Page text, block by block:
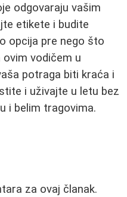
odgovaraju vašim
etikete i budite
opcija pre nego što
vodičem u
potraga biti kraća i
i uživajte u letu bez
i belim tragovima.
za ovaj članak.